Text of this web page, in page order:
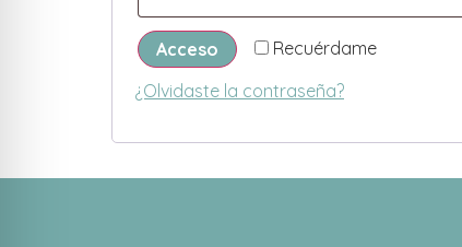
Recuérdame
Acceso
¿Olvidaste la contraseña?